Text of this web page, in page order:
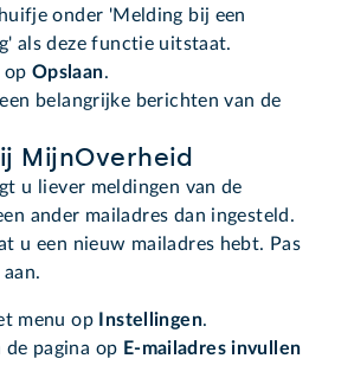
onder 'Melding bij een
als deze functie uitstaat.
op Opslaan.
belangrijke berichten van de
MijnOverheid
u liever meldingen van de
ander mailadres dan ingesteld.
u een nieuw mailadres hebt. Pas
menu op Instellingen.
de pagina op E-mailadres invullen